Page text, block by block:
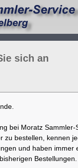
sich an
bei Moratz Sammler-
zu bestellen, kennen
und haben immer
Bestellungen.